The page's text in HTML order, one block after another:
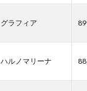
グラフィア 89
ハルノマリーナ 88